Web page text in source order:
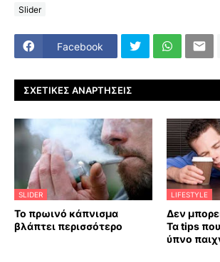
Slider
Facebook
ΣΧΕΤΙΚΈΣ ΑΝΑΡΤΉΣΕΙΣ
SLIDER
Το πρωινό κάπνισμα
βλάπτει περισσότερο
LIFESTYLE
Δεν
Τα tips
ύπνο